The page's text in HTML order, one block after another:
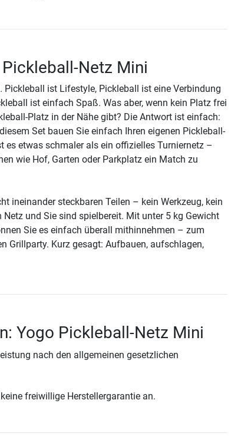
Netz Mini
Pickleball ist Lifestyle, Pickleball ist eine Verbindung
ist einfach Spaß. Was aber, wenn kein Platz frei
Platz in der Nähe gibt? Die Antwort ist einfach:
Set bauen Sie einfach Ihren eigenen Pickleball-
es etwas schmaler als ein offizielles Turniernetz –
wie Hof, Garten oder Parkplatz ein Match zu
ineinander steckbaren Teilen – kein Werkzeug, kein
und Sie sind spielbereit. Mit unter 5 kg Gewicht
Sie es einfach überall mithinnehmen – zum
Grillparty. Kurz gesagt: Aufbauen, aufschlagen,
Yogo Pickleball-Netz Mini
nach den allgemeinen gesetzlichen
freiwillige Herstellergarantie an.